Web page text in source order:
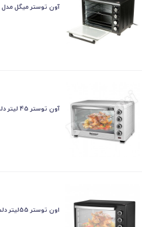
آون توستر میگل مدل GEO500
آون توستر 45 لیتر دلمونتی مدل DL765D
اون توستر 55لیتر دلمونتی مدل Oven toaster DL 760 D